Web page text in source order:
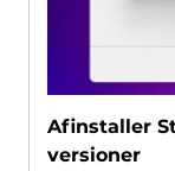
Afinstaller
versioner